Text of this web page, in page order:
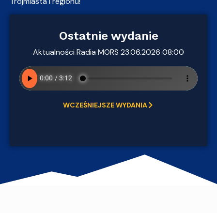
Ostatnie wydanie
Aktualności Radia MORS 23.06.2026 08:00
WCZEŚNIEJSZE WYDANIA